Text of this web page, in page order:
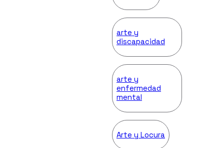
arte y
discapacidad
arte y
enfermedad
mental
Arte y Locura